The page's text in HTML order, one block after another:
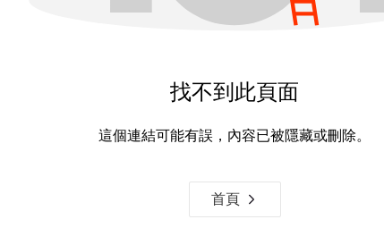
找不到此頁面
這個連結可能有誤，內容已被隱藏或刪除。
首頁